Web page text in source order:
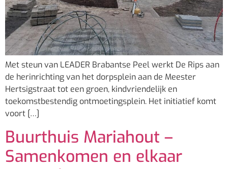
Met steun van LEADER Brabantse Peel werkt De Rips aan
de herinrichting van het dorpsplein aan de Meester
Hertsigstraat tot een groen, kindvriendelijk en
toekomstbestendig ontmoetingsplein. Het initiatief komt
voort […]
Buurthuis Mariahout –
Samenkomen en elkaar